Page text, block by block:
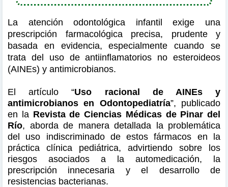
La atención odontológica infantil exige una
prescripción farmacológica precisa, prudente y
basada en evidencia, especialmente cuando se
trata del uso de antiinflamatorios no esteroideos
(AINEs) y antimicrobianos.
El artículo “Uso racional de AINEs y
antimicrobianos en Odontopediatría”, publicado
en la Revista de Ciencias Médicas de Pinar del
Río, aborda de manera detallada la problemática
del uso indiscriminado de estos fármacos en la
práctica clínica pediátrica, advirtiendo sobre los
riesgos asociados a la automedicación, la
prescripción innecesaria y el desarrollo de
resistencias bacterianas.